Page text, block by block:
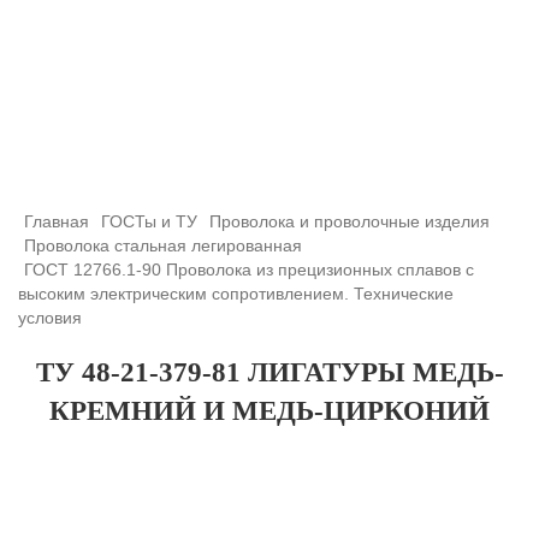
Главная ГОСТы и ТУ
Проволока и проволочные изделия
Проволока стальная легированная
ГОСТ 12766.1-90 Проволока из прецизионных сплавов с
высоким электрическим сопротивлением. Технические
условия
ТУ 48-21-379-81 ЛИГАТУРЫ МЕДЬ-
КРЕМНИЙ И МЕДЬ-ЦИРКОНИЙ